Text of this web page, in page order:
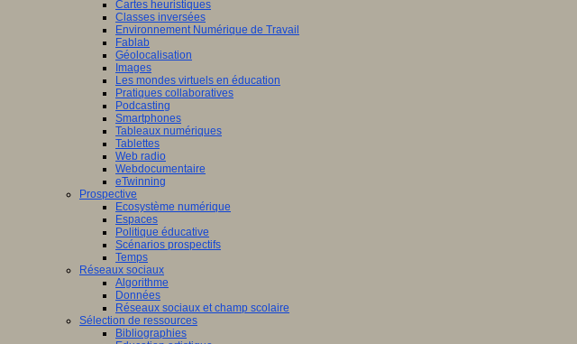
Cartes heuristiques
Classes inversées
Environnement Numérique de Travail
Fablab
Géolocalisation
Images
Les mondes virtuels en éducation
Pratiques collaboratives
Podcasting
Smartphones
Tableaux numériques
Tablettes
Web radio
Webdocumentaire
eTwinning
Prospective
Ecosystème numérique
Espaces
Politique éducative
Scénarios prospectifs
Temps
Réseaux sociaux
Algorithme
Données
Réseaux sociaux et champ scolaire
Sélection de ressources
Bibliographies